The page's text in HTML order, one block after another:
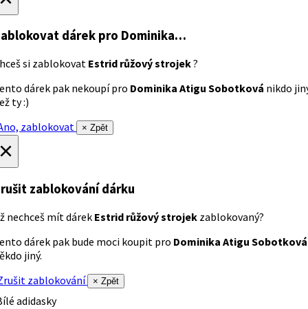
dárek pro Dominika…
si zablokovat Estrid růžový strojek?
dárek pak nekoupí pro Dominika Atigu Sobotková nikdo
ty :)
zablokovat
× Zpět
zablokování dárku
nechceš mít dárek Estrid růžový strojek zablokovaný?
dárek pak bude moci koupit pro Dominika Atigu Sobotková
jiný.
zablokování
× Zpět